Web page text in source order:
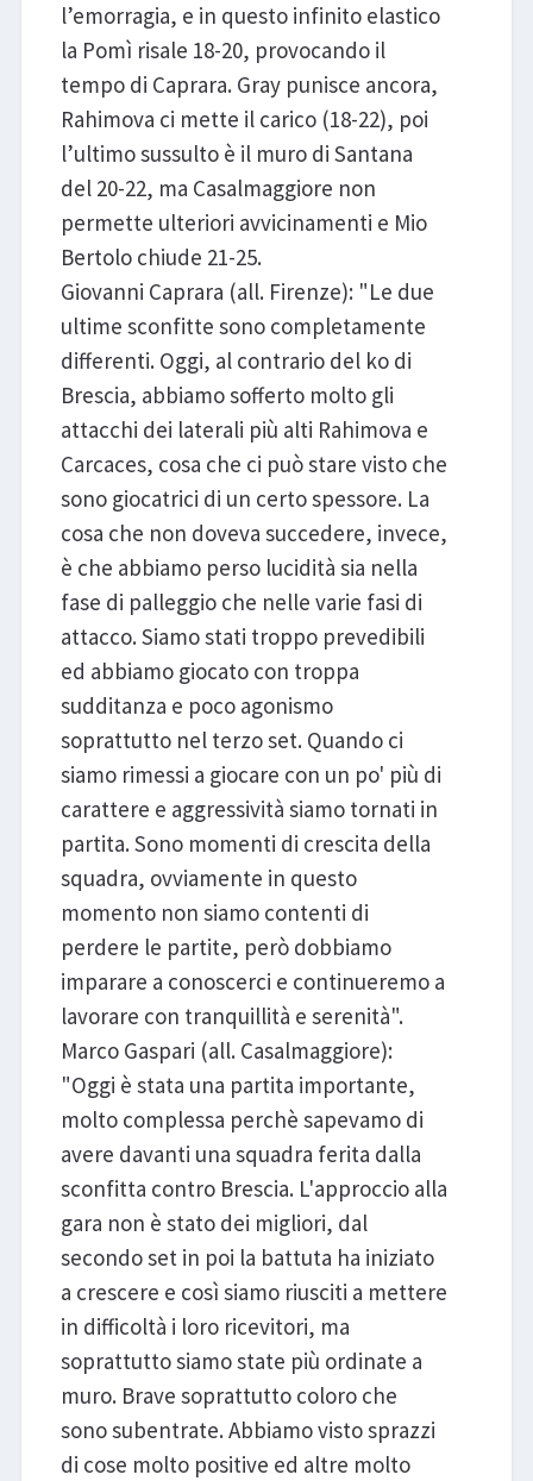
l’emorragia, e in questo infinito elastico
la Pomì risale 18-20, provocando il
tempo di Caprara. Gray punisce ancora,
Rahimova ci mette il carico (18-22), poi
l’ultimo sussulto è il muro di Santana
del 20-22, ma Casalmaggiore non
permette ulteriori avvicinamenti e Mio
Bertolo chiude 21-25.
Giovanni Caprara (all. Firenze): "Le due
ultime sconfitte sono completamente
differenti. Oggi, al contrario del ko di
Brescia, abbiamo sofferto molto gli
attacchi dei laterali più alti Rahimova e
Carcaces, cosa che ci può stare visto che
sono giocatrici di un certo spessore. La
cosa che non doveva succedere, invece,
è che abbiamo perso lucidità sia nella
fase di palleggio che nelle varie fasi di
attacco. Siamo stati troppo prevedibili
ed abbiamo giocato con troppa
sudditanza e poco agonismo
soprattutto nel terzo set. Quando ci
siamo rimessi a giocare con un po' più di
carattere e aggressività siamo tornati in
partita. Sono momenti di crescita della
squadra, ovviamente in questo
momento non siamo contenti di
perdere le partite, però dobbiamo
imparare a conoscerci e continueremo a
lavorare con tranquillità e serenità".
Marco Gaspari (all. Casalmaggiore):
"Oggi è stata una partita importante,
molto complessa perchè sapevamo di
avere davanti una squadra ferita dalla
sconfitta contro Brescia. L'approccio alla
gara non è stato dei migliori, dal
secondo set in poi la battuta ha iniziato
a crescere e così siamo riusciti a mettere
in difficoltà i loro ricevitori, ma
soprattutto siamo state più ordinate a
muro. Brave soprattutto coloro che
sono subentrate. Abbiamo visto sprazzi
di cose molto positive ed altre molto